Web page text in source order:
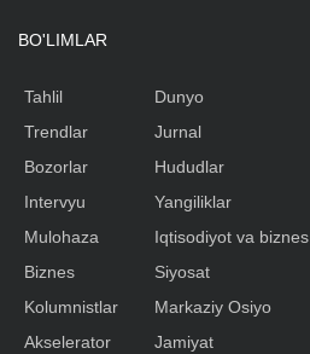
BO'LIMLAR
Tahlil
Trendlar
Bozorlar
Intervyu
Mulohaza
Biznes
Kolumnistlar
Akselerator
Dunyo
Jurnal
Hududlar
Yangiliklar
Iqtisodiyot va biznes
Siyosat
Markaziy Osiyo
Jamiyat